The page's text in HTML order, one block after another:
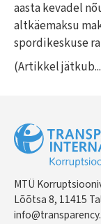
aasta kevadel
altkäemaksu
spordikeskuse
(Artikkel
MTÜ
Lõõtsa 8, 11415